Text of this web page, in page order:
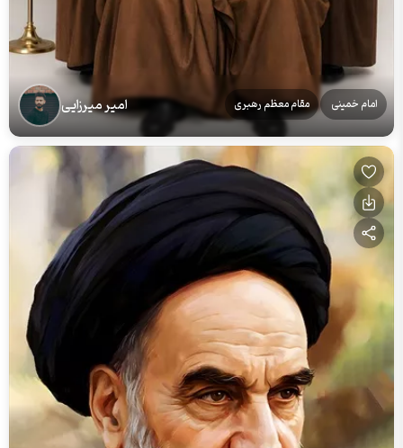
امام خمینی مقام معظم رهبری امیر میرزایی